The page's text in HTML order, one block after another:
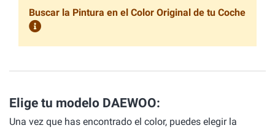
Buscar la Pintura en el Color Original de tu Coche
Elige tu modelo DAEWOO:
Una vez que has encontrado el color, puedes elegir la